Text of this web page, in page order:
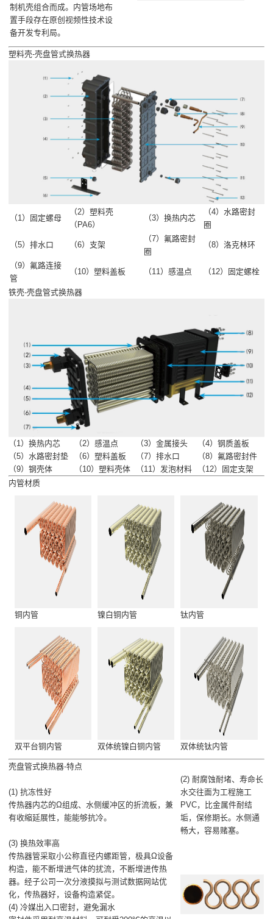
制机壳组合而成。内管场地布
置手段存在原创视频性技术设
备开发专利局。
塑料壳-壳盘管式换热器
（1）固定螺母
（2）塑料壳
（PA6）
（3）换热内芯
（4）水路密封
圈
（5）排水口 （6）支架
（7）氟路密封
圈
（8）洛克林环
（9）氟路连接
管
（10）塑料盖板 （11）感温点 （12）固定螺栓
铁壳-壳盘管式换热器
（1）换热内芯 （2）感温点 （3）金属接头
（4）钢质盖板
（5）水路密封垫
（6）塑料盖板 （7）排水口
（8）氟路密封件
（9）钢壳体
（10）塑料壳体 （11）发泡材料
（12）固定支架
内管材质
铜内管 镍白铜内管 钛内管
双平台铜内管 双体统镍白铜内管 双体统钛内管
壳盘管式换热器-特点
(1) 抗冻性好
传热器内芯的Ω组成、水侧缓冲区的折流板，兼
有收縮延展性，能能够抗冷。
(2) 耐腐蚀耐堵、寿命长
水交往面为工程施工
PVC，比金属件耐结
垢，保修期长。水侧通
畅大，容易赌塞。
(3) 换热效率高
传热器管采取小公称直径内螺距管，极具Ω设备
构造，能不断增进气体的扰流，不断增进传热
器。经子公司一次分液摸拟与测试数据网站优
化，传热器好，设备构造紧促。
(4) 冷媒出入口密封，避免漏水